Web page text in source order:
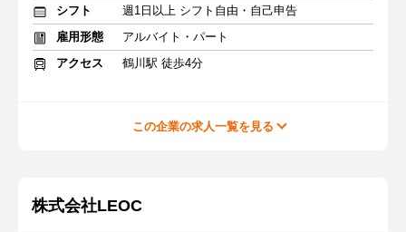
シフト
週1日以上 シフト自由・自己申告
雇用形態
アルバイト・パート
アクセス
鶴川駅 徒歩4分
この企業の求人一覧を見る
株式会社LEOC